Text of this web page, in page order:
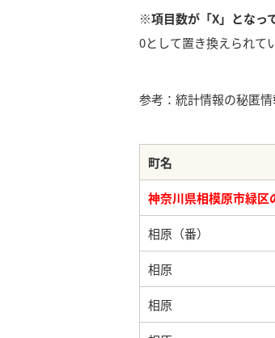
※項目数が「X」となっ
0として置き換えられて
参考：統計情報の秘匿情
町名
神奈川県相模原市緑区
相原（番）
相原
相原